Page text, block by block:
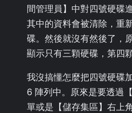
間管理員】中對四號硬碟
其中的資料會被清除，重
碟。然後就沒有然後了，
顯示只有三顆硬碟，第四
我沒搞懂怎麼把四號硬碟
6 陣列中。原來是要透過
單或是【儲存集區】右上